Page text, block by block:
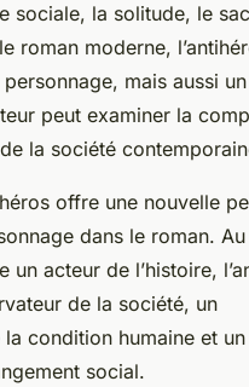
sociale, la solitude, le
roman moderne,
mais aussi
peut examiner la
la société
offre une nouvelle
dans le roman.
un acteur de l’histoire,
de la société, un
condition humaine et un
social.